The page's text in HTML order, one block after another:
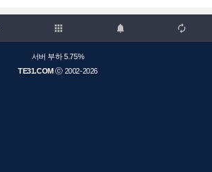
apps  
서버 부하 5.75%
TE31.COMⓒ 2002-2026